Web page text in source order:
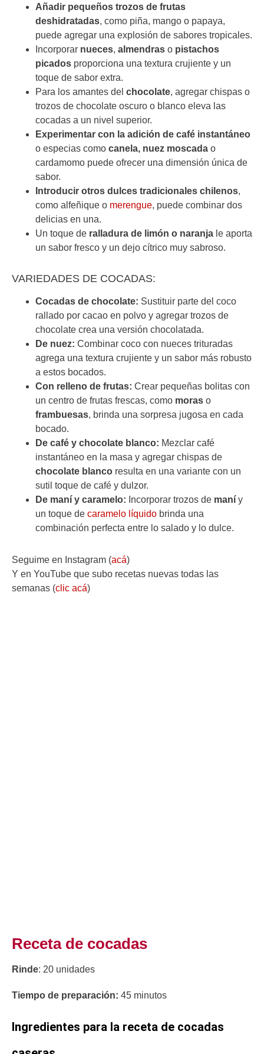
Añadir pequeños trozos de frutas
deshidratadas, como piña, mango o papaya,
puede agregar una explosión de sabores tropicales.
Incorporar nueces, almendras o pistachos
picados proporciona una textura crujiente y un
toque de sabor extra.
Para los amantes del chocolate, agregar chispas o
trozos de chocolate oscuro o blanco eleva las
cocadas a un nivel superior.
Experimentar con la adición de café instantáneo
o especias como canela, nuez moscada o
cardamomo puede ofrecer una dimensión única de
sabor.
Introducir otros dulces tradicionales chilenos,
como alfeñique o merengue, puede combinar dos
delicias en una.
Un toque de ralladura de limón o naranja le aporta
un sabor fresco y un dejo cítrico muy sabroso.
VARIEDADES DE COCADAS:
Cocadas de chocolate: Sustituir parte del coco
rallado por cacao en polvo y agregar trozos de
chocolate crea una versión chocolatada.
De nuez: Combinar coco con nueces trituradas
agrega una textura crujiente y un sabor más robusto
a estos bocados.
Con relleno de frutas: Crear pequeñas bolitas con
un centro de frutas frescas, como moras o
frambuesas, brinda una sorpresa jugosa en cada
bocado.
De café y chocolate blanco: Mezclar café
instantáneo en la masa y agregar chispas de
chocolate blanco resulta en una variante con un
sutil toque de café y dulzor.
De maní y caramelo: Incorporar trozos de maní y
un toque de caramelo líquido brinda una
combinación perfecta entre lo salado y lo dulce.
Seguime en Instagram (acá)
Y en YouTube que subo recetas nuevas todas las
semanas (clic acá)
Receta de cocadas
Rinde: 20 unidades
Tiempo de preparación: 45 minutos
Ingredientes para la receta de cocadas